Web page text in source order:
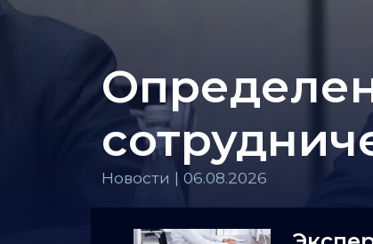
Новости | 06.08.2026